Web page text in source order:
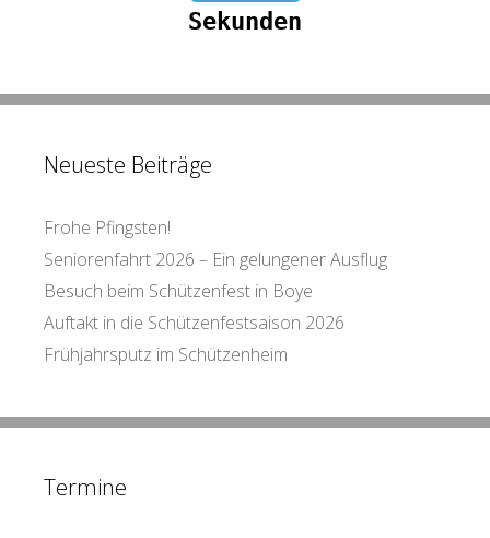
Sekunden
Neueste Beiträge
Frohe Pfingsten!
Seniorenfahrt 2026 – Ein gelungener Ausflug
Besuch beim Schützenfest in Boye
Auftakt in die Schützenfestsaison 2026
Frühjahrsputz im Schützenheim
Termine